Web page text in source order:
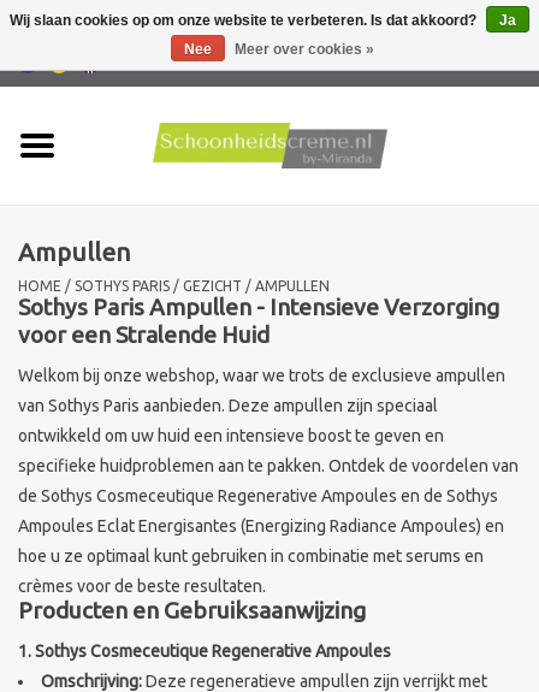
Producten
Huidproblemen
Mannen verzorging
Nieuw !!
Sothys Paris
Mila d'Opiz
Ampullen
HOME / SOTHYS PARIS / GEZICHT / AMPULLEN
Sothys Paris Ampullen - Intensieve Verzorging
voor een Stralende Huid
Welkom bij onze webshop, waar we trots de exclusieve ampullen
van Sothys Paris aanbieden. Deze ampullen zijn speciaal
ontwikkeld om uw huid een intensieve boost te geven en
specifieke huidproblemen aan te pakken. Ontdek de voordelen van
de Sothys Cosmeceutique Regenerative Ampoules en de Sothys
Ampoules Eclat Energisantes (Energizing Radiance Ampoules) en
hoe u ze optimaal kunt gebruiken in combinatie met serums en
crèmes voor de beste resultaten.
Producten en Gebruiksaanwijzing
1. Sothys Cosmeceutique Regenerative Ampoules
Omschrijving:Deze regeneratieve ampullen zijn verrijkt met
Wij slaan cookies op om onze website te verbeteren. Is dat akkoord?
Ja
Nee
Meer over cookies »